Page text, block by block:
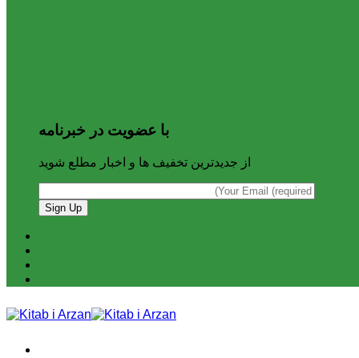
با عضویت در خبرنامه
از جدیدترین تخفیف ها و اخبار مطلع شوید